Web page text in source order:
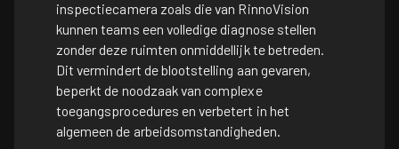
inspectiecamera zoals die van RinnoVision
kunnen teams een volledige diagnose stellen
zonder deze ruimten onmiddellijk te betreden.
Dit vermindert de blootstelling aan gevaren,
beperkt de noodzaak van complexe
toegangsprocedures en verbetert in het
algemeen de arbeidsomstandigheden.